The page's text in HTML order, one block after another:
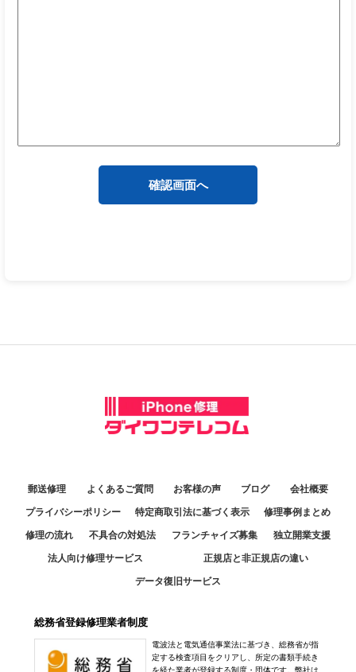
確認画面へ
郵送修理 よくあるご質問 お客様の声 ブログ 会社概要
プライバシーポリシー 特定商取引法に基づく表示 修理事例まとめ
修理の流れ 不具合の対処法 フランチャイズ募集 独立開業支援
法人向け修理サービス 正規店と非正規店の違い
データ復旧サービス
総務省登録修理業者制度
電波法と電気通信事業法に基づき、総務省が指
定する検査項目をクリアし、所定の書類手続き
を経た業者が登録する制度・団体です。弊社は